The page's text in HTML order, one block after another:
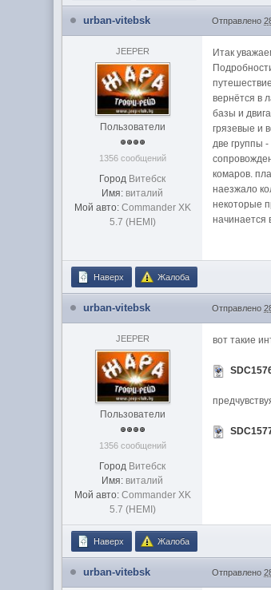
urban-vitebsk Отправлено
JEEPER
Пользователи
1356 сообщений
Город Витебск
Имя: виталий
Мой авто: Commander XK
5.7 (HEMI)
Итак
вернётся в
базы и
грязевые и
две группы
комаров.
наезжало
некоторые
начинается
Наверх Жалоба
urban-vitebsk Отправлено
JEEPER
Пользователи
1356 сообщений
Город Витебск
Имя: виталий
Мой авто: Commander XK
5.7 (HEMI)
вот такие
Наверх Жалоба
urban-vitebsk Отправлено